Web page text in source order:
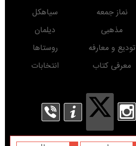
نماز جمعه
سیاهکل
مذهبی
دیلمان
تودیع و معارفه
روستاها
معرفی کتاب
انتخابات